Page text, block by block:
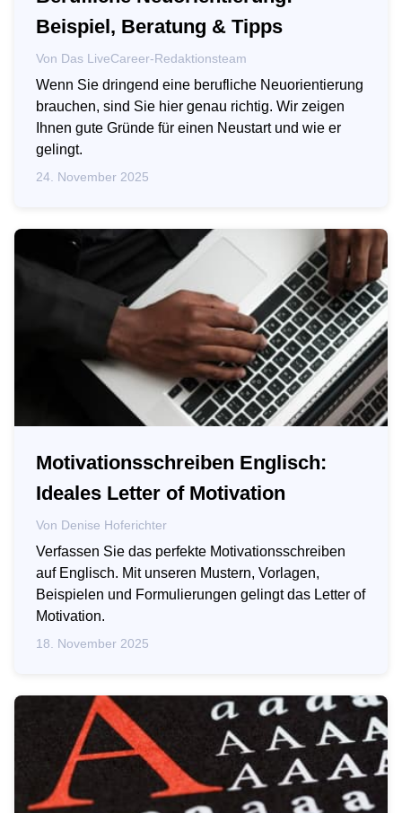
Beispiel, Beratung & Tipps
Von Das LiveCareer-Redaktionsteam
Wenn Sie dringend eine berufliche Neuorientierung
brauchen, sind Sie hier genau richtig. Wir zeigen
Ihnen gute Gründe für einen Neustart und wie er
gelingt.
24. November 2025
Motivationsschreiben Englisch:
Ideales Letter of Motivation
Von Denise Hoferichter
Verfassen Sie das perfekte Motivationsschreiben
auf Englisch. Mit unseren Mustern, Vorlagen,
Beispielen und Formulierungen gelingt das Letter of
Motivation.
18. November 2025